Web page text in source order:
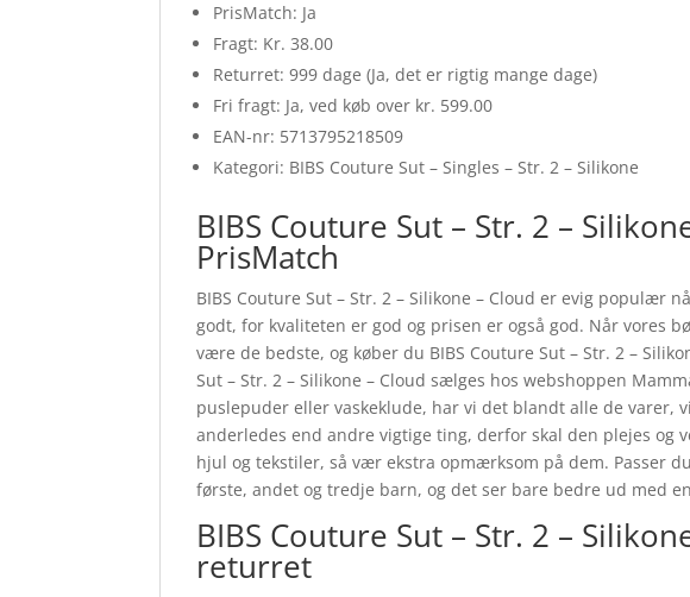
PrisMatch: Ja
Fragt: Kr. 38.00
Returret: 999 dage (Ja, det er rigtig mange dage)
Fri fragt: Ja, ved køb over kr. 599.00
EAN-nr: 5713795218509
Kategori: BIBS Couture Sut – Singles – Str. 2 – Silikone
BIBS Couture Sut – Str. 2 –
PrisMatch
BIBS Couture Sut – Str. 2 – Silikone – Cloud er evig populær
godt, for kvaliteten er god og prisen er også god. Når vores
være de bedste, og køber du BIBS Couture Sut – Str. 2 –
Sut – Str. 2 – Silikone – Cloud sælges hos webshoppen
puslepuder eller vaskeklude, har vi det blandt alle de varer,
anderledes end andre vigtige ting, derfor skal den plejes og
hjul og tekstiler, så vær ekstra opmærksom på dem. Passer
første, andet og tredje barn, og det ser bare bedre ud med
BIBS Couture Sut – Str. 2 –
returret